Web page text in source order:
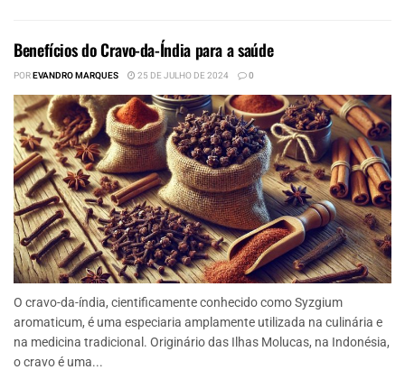
Benefícios do Cravo-da-Índia para a saúde
POREVANDRO MARQUES 25 DE JULHO DE 2024 0
O cravo-da-índia, cientificamente conhecido como Syzgium
aromaticum, é uma especiaria amplamente utilizada na culinária e
na medicina tradicional. Originário das Ilhas Molucas, na Indonésia,
o cravo é uma...